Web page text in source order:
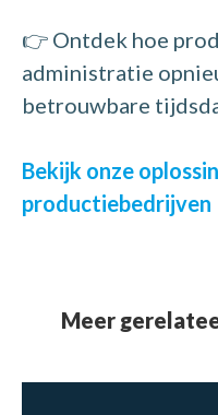
👉 Ontdek hoe
administratie
betrouwbare
Bekijk onze
productiebedrijven
Meer